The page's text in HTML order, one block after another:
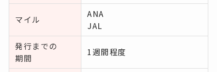
マイル
ANA
JAL
発行までの
期間
1週間程度